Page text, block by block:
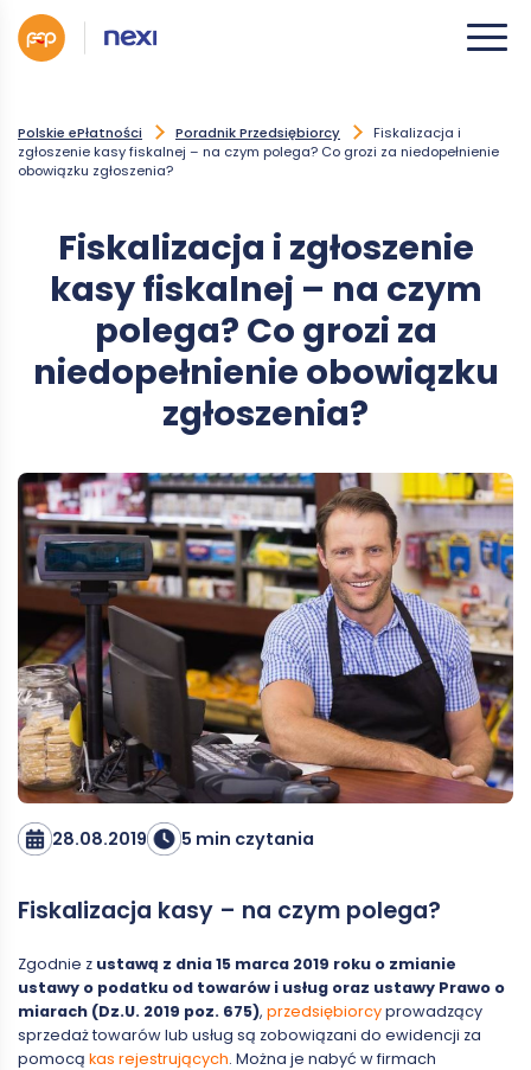
Polskie ePłatności Poradnik Przedsiębiorcy
Fiskalizacja i
zgłoszenie kasy fiskalnej – na czym polega? Co grozi za niedopełnienie
obowiązku zgłoszenia?
Fiskalizacja i zgłoszenie
kasy fiskalnej – na czym
polega? Co grozi za
niedopełnienie obowiązku
zgłoszenia?
28.08.2019 5 min czytania
Fiskalizacja kasy – na czym polega?
Zgodnie z ustawą z dnia 15 marca 2019 roku o zmianie
ustawy o podatku od towarów i usług oraz ustawy Prawo o
miarach (Dz.U. 2019 poz. 675), przedsiębiorcyprowadzący
sprzedaż towarów lub usług są zobowiązani do ewidencji za
pomocą kas rejestrujących. Można je nabyć w firmach